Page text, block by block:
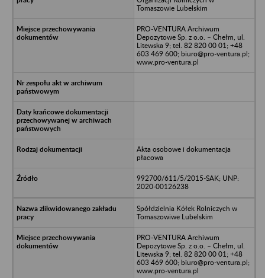
Tomaszowie Lubelskim
PRO-VENTURA Archiwum
Depozytowe Sp. z o.o. – Chełm, ul.
Litewska 9; tel. 82 820 00 01; +48
603 469 600; biuro@pro-ventura.pl;
www.pro-ventura.pl
Akta osobowe i dokumentacja
płacowa
992700/611/5/2015-SAK; UNP:
2020-00126238
Spółdzielnia Kółek Rolniczych w
Tomaszowiwe Lubelskim
PRO-VENTURA Archiwum
Depozytowe Sp. z o.o. – Chełm, ul.
Litewska 9; tel. 82 820 00 01; +48
603 469 600; biuro@pro-ventura.pl;
www.pro-ventura.pl